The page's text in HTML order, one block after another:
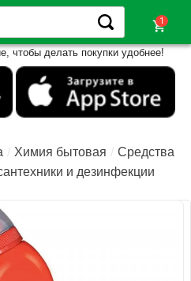
shopping_cart
чтобы делать покупки удобнее!
Химия бытовая
Средства
и дезинфекции